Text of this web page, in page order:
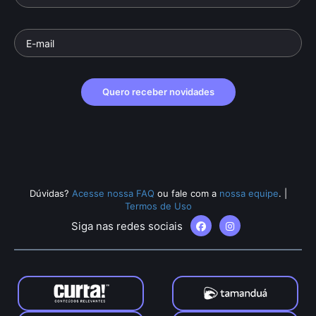
Quero receber novidades
Dúvidas? Acesse nossa FAQ ou fale com a nossa equipe.
Termos de Uso
Siga nas redes sociais